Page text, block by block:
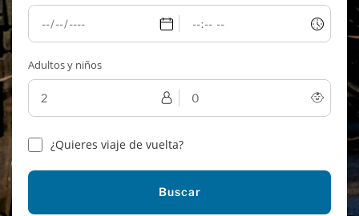
Adultos y niños
¿Quieres viaje de vuelta?
Buscar